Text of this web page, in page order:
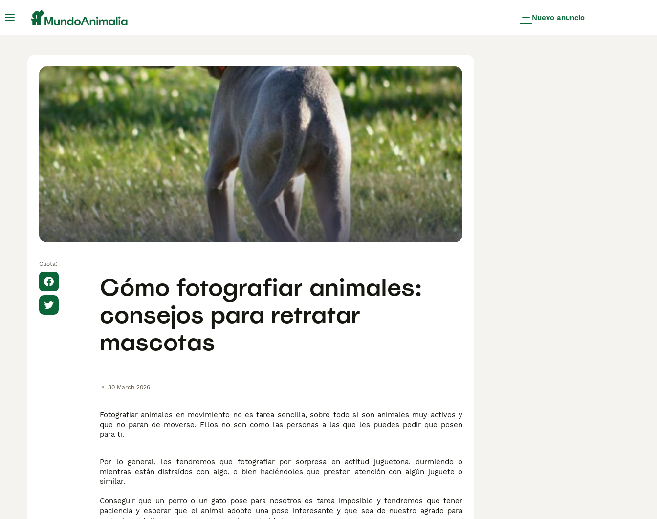
Nuevo anuncio
Cuota:
Cómo fotografiar animales:
consejos para retratar
mascotas
• 30 March 2026
Fotografiar animales en movimiento no es tarea sencilla, sobre todo si son animales muy activos y
que no paran de moverse. Ellos no son como las personas a las que les puedes pedir que posen
para ti.
Por lo general, les tendremos que fotografiar por sorpresa en actitud juguetona, durmiendo o
mientras están distraídos con algo, o bien haciéndoles que presten atención con algún juguete o
similar.
Conseguir que un perro o un gato pose para nosotros es tarea imposible y tendremos que tener
paciencia y esperar que el animal adopte una pose interesante y que sea de nuestro agrado para